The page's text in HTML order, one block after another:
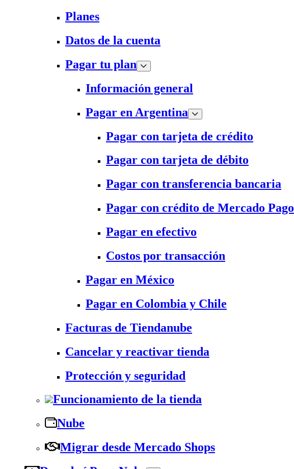
Planes
Datos de la cuenta
Pagar tu plan
Información general
Pagar en Argentina
Pagar con tarjeta de crédito
Pagar con tarjeta de débito
Pagar con transferencia bancaria
Pagar con crédito de Mercado Pago
Pagar en efectivo
Costos por transacción
Pagar en México
Pagar en Colombia y Chile
Facturas de Tiendanube
Cancelar y reactivar tienda
Protección y seguridad
Funcionamiento de la tienda
Nube
Migrar desde Mercado Shops